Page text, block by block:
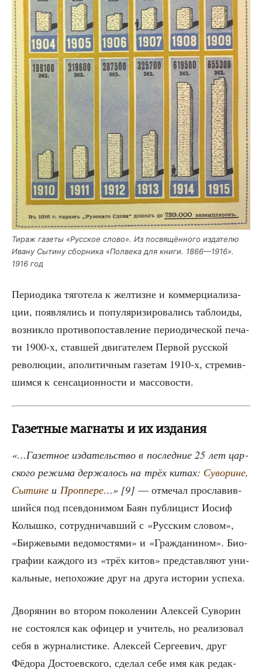
Тираж газе­ты «Рус­ское сло­во». Из посвящённого изда­те­лю
Ива­ну Сыти­ну сбор­ни­ка «Пол­ве­ка для кни­ги. 1866—1916».
1916 год
Пери­о­ди­ка тяго­те­ла к жел­тизне и ком­мер­ци­а­ли­за­
ции, появ­ля­лись и попу­ля­ри­зи­ро­ва­лись таб­ло­и­ды,
воз­ник­ло про­ти­во­по­став­ле­ние пери­о­ди­че­ской печа­
ти 1900‑х, став­шей дви­га­те­лем Пер­вой рус­ской
рево­лю­ции, апо­ли­тич­ным газе­там 1910‑х, стре­мив­
шим­ся к сен­са­ци­он­но­сти и массовости.
Газетные магнаты и их издания
«…Газет­ное изда­тель­ство в послед­ние 25 лет цар­
ско­го режи­ма дер­жа­лось на трёх китах: Суво­рине,
Сытине и Про­п­пе­ре…» [9] — отме­чал про­сла­вив­
ший­ся под псев­до­ни­мом Баян пуб­ли­цист Иосиф
Колыш­ко, сотруд­ни­чав­ший с «Рус­ским сло­вом»,
«Бир­же­вы­ми ведо­мо­стя­ми» и «Граж­да­ни­ном». Био­
гра­фии каж­до­го из «трёх китов» пред­став­ля­ют уни­
каль­ные, непо­хо­жие друг на дру­га исто­рии успеха.
Дво­ря­нин во вто­ром поко­ле­нии Алек­сей Суво­рин
не состо­ял­ся как офи­цер и учи­тель, но реа­ли­зо­вал
себя в жур­на­ли­сти­ке. Алек­сей Сер­ге­е­вич, друг
Фёдо­ра Досто­ев­ско­го, сде­лал себе имя как редак­